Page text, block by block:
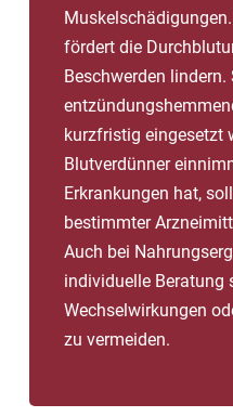
fördert die
Beschwerden lindern.
kurzfristig eingesetzt
Blutverdünner
Erkrankungen hat,
bestimmter
Auch bei
individuelle Beratung
Wechselwirkungen
zu vermeiden.